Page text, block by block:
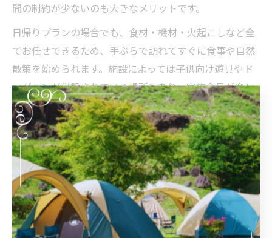
間の制約が少ないのも大きなメリットです。
日帰りプランの場合でも、食材・機材・火起こしなど全
てお任せできるため、手ぶらで訪れてすぐに食事や自然
散策を始められます。施設によっては子供向け遊具やド
ッグランが併設されている場所もあり、家族全員が楽し
める工夫がなされています。帰りの片付けも不要なの
で、気軽にアウトドア体験が可能です。
ただし、日帰り利用の場合は利用時間が決まっているこ
とが多いため、予約時に時間帯や利用ルールをしっかり
確認しておきましょう。春は混雑しやすい時期でもある
ため、希望日に確実に利用するためには早めの予約が推
奨されます。